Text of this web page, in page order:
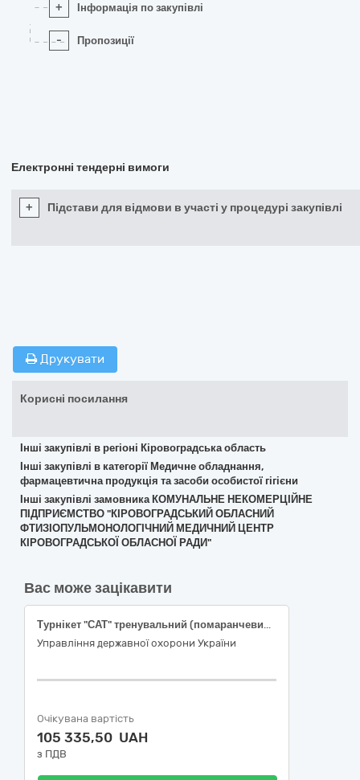
+ Інформація по закупівлі
- Пропозиції
Електронні тендерні вимоги
+ Підстави для відмови в участі у процедурі закупівлі
Друкувати
Корисні посилання
Інші закупівлі в регіоні Кіровоградська область
Інші закупівлі в категорії Медичне обладнання,
фармацевтична продукція та засоби особистої гігієни
Інші закупівлі замовника КОМУНАЛЬНЕ НЕКОМЕРЦІЙНЕ
ПІДПРИЄМСТВО "КІРОВОГРАДСЬКИЙ ОБЛАСНИЙ
ФТИЗІОПУЛЬМОНОЛОГІЧНИЙ МЕДИЧНИЙ ЦЕНТР
КІРОВОГРАДСЬКОЇ ОБЛАСНОЇ РАДИ"
Вас може зацікавити
Турнікет "САТ" тренувальний (помаранчевий або блакитний); Рукавички оглядові нітрилові нестерильні
Управління державної охорони України
Очікувана вартість
105 335,50 UAH
з ПДВ